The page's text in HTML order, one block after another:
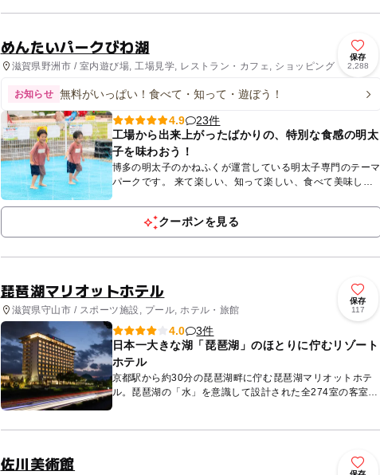
めんたいパークびわ湖
滋賀県野洲市 / 室内遊び場, 工場見学, レストラン・カフェ, ショッピング
保存
2,288
お知らせ 無料がいっぱい！食べて・知って・遊ぼう！
4.9
23件
工場から出来上がったばかりの、特別な食感の明太
子を味わおう！
博多の明太子のかねふくが運営している明太子専門のテーマ
パークです。 来て楽しい、知って楽しい、食べて美味し
い、子どもから大人まで楽しめます♪ 明太子の試食、販売は
もちろん...
クーポンを見る
琵琶湖マリオットホテル
滋賀県守山市 / スポーツ施設, プール, ホテル・旅館
保存
117
4.0
3件
日本一大きな湖「琵琶湖」のほとりに佇むリゾート
ホテル
京都駅から約30分の琵琶湖畔に佇む琵琶湖マリオットホテ
ル。琵琶湖の「水」を意識して設計された全274室の客室を
はじめとした充実の設備が、皆様をあたたかくお迎え。雄大
佐川美術館